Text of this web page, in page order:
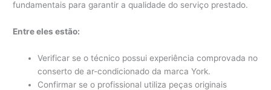
fundamentais para garantir a qualidade do serviço prestado.
Entre eles estão:
Verificar se o técnico possui experiência comprovada no
conserto de ar-condicionado da marca York.
Confirmar se o profissional utiliza peças originais